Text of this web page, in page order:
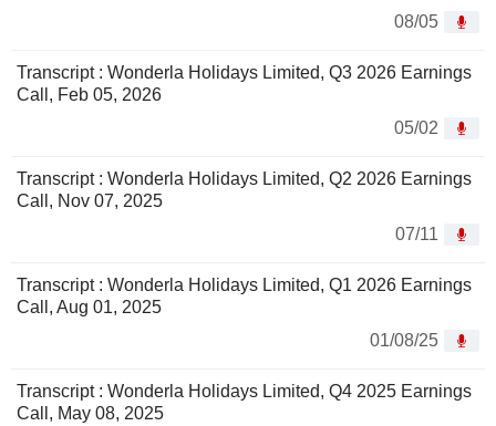
08/05
Transcript : Wonderla Holidays Limited, Q3 2026 Earnings
Call, Feb 05, 2026
05/02
Transcript : Wonderla Holidays Limited, Q2 2026 Earnings
Call, Nov 07, 2025
07/11
Transcript : Wonderla Holidays Limited, Q1 2026 Earnings
Call, Aug 01, 2025
01/08/25
Transcript : Wonderla Holidays Limited, Q4 2025 Earnings
Call, May 08, 2025